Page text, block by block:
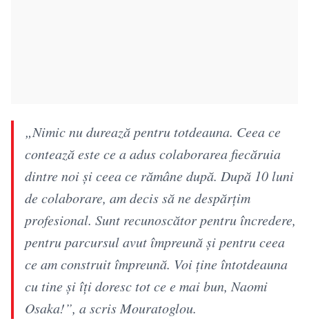
„Nimic nu durează pentru totdeauna. Ceea ce
contează este ce a adus colaborarea fiecăruia
dintre noi și ceea ce rămâne după. După 10 luni
de colaborare, am decis să ne despărțim
profesional. Sunt recunoscător pentru încredere,
pentru parcursul avut împreună și pentru ceea
ce am construit împreună. Voi ține întotdeauna
cu tine și îți doresc tot ce e mai bun, Naomi
Osaka!”, a scris Mouratoglou.